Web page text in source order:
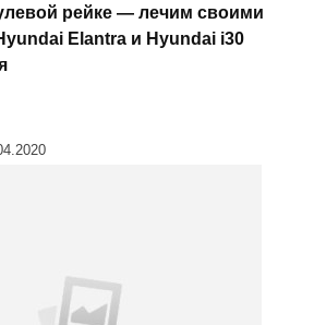
рейке — лечим своими
Elantra и Hyundai i30